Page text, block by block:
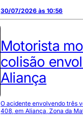
30/07/2026 às 10:56
Motorista
colisão
Aliança
O acidente envolvendo três
408, em Aliança, Zona da